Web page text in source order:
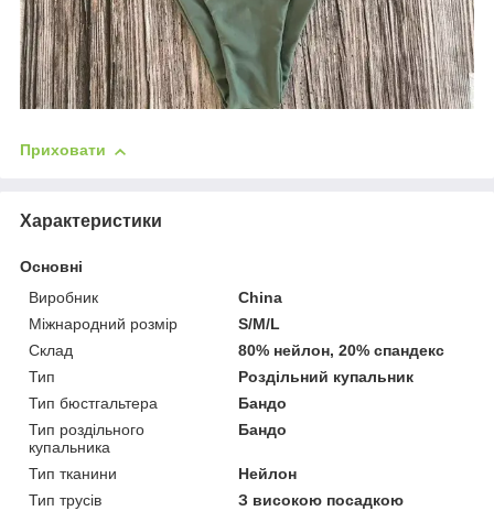
Приховати
Характеристики
Основні
Виробник
China
Міжнародний розмір
S/M/L
Склад
80% нейлон, 20% спандекс
Тип
Роздільний купальник
Тип бюстгальтера
Бандо
Тип роздільного
купальника
Бандо
Тип тканини
Нейлон
Тип трусів
З високою посадкою